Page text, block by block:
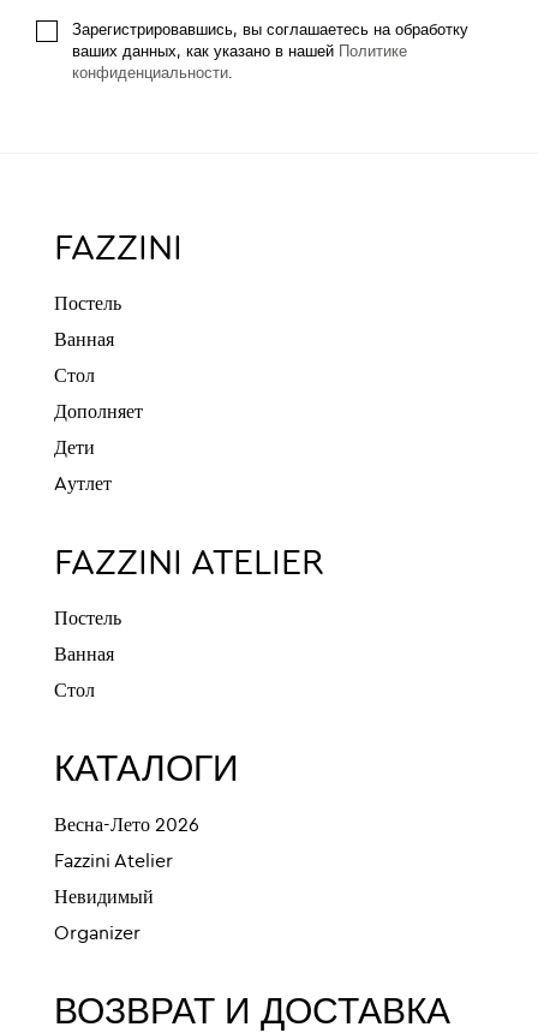
Зарегистрировавшись, вы соглашаетесь на обработку
ваших данных, как указано в нашей
Политике
конфиденциальности.
FAZZINI
Постель
Ванная
Стол
Дополняет
Дети
Aутлет
FAZZINI ATELIER
Постель
Ванная
Стол
КАТАЛОГИ
Весна-Лето 2026
Fazzini Atelier
Невидимый
Organizer
ВОЗВРАТ И ДОСТАВКА